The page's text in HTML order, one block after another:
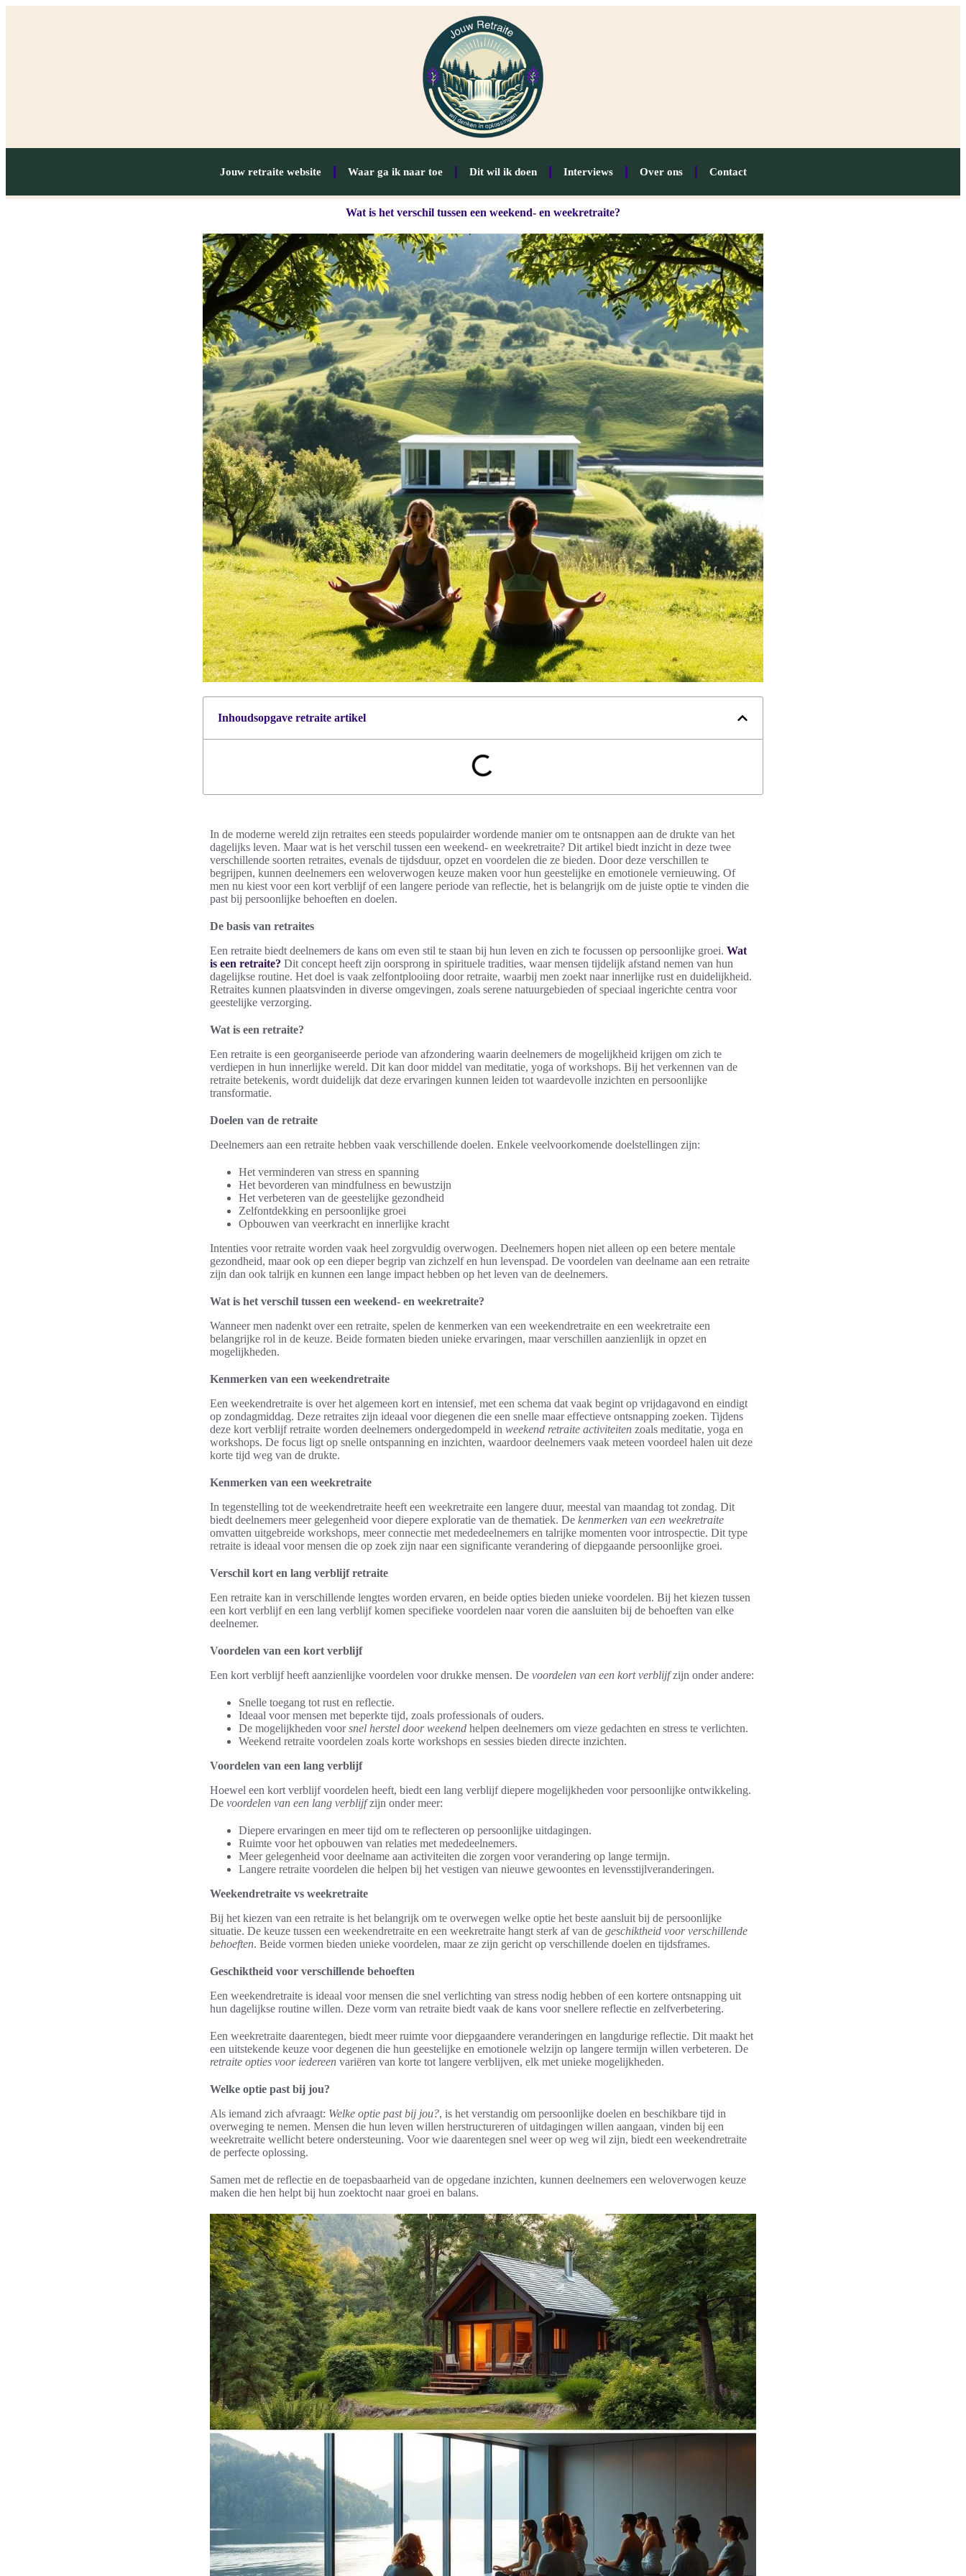
Jouw retraite website Waar ga ik naar toe Dit wil ik doen Interviews Over ons Contact
Wat is het verschil tussen een weekend- en weekretraite?
Inhoudsopgave retraite artikel
In de moderne wereld zijn retraites een steeds populairder wordende manier om te ontsnappen aan de drukte van het
dagelijks leven. Maar wat is het verschil tussen een weekend- en weekretraite? Dit artikel biedt inzicht in deze twee
verschillende soorten retraites, evenals de tijdsduur, opzet en voordelen die ze bieden. Door deze verschillen te
begrijpen, kunnen deelnemers een weloverwogen keuze maken voor hun geestelijke en emotionele vernieuwing. Of
men nu kiest voor een kort verblijf of een langere periode van reflectie, het is belangrijk om de juiste optie te vinden die
past bij persoonlijke behoeften en doelen.
De basis van retraites
Een retraite biedt deelnemers de kans om even stil te staan bij hun leven en zich te focussen op persoonlijke groei. Wat
is een retraite? Dit concept heeft zijn oorsprong in spirituele tradities, waar mensen tijdelijk afstand nemen van hun
dagelijkse routine. Het doel is vaak zelfontplooiing door retraite, waarbij men zoekt naar innerlijke rust en duidelijkheid.
Retraites kunnen plaatsvinden in diverse omgevingen, zoals serene natuurgebieden of speciaal ingerichte centra voor
geestelijke verzorging.
Wat is een retraite?
Een retraite is een georganiseerde periode van afzondering waarin deelnemers de mogelijkheid krijgen om zich te
verdiepen in hun innerlijke wereld. Dit kan door middel van meditatie, yoga of workshops. Bij het verkennen van de
retraite betekenis, wordt duidelijk dat deze ervaringen kunnen leiden tot waardevolle inzichten en persoonlijke
transformatie.
Doelen van de retraite
Deelnemers aan een retraite hebben vaak verschillende doelen. Enkele veelvoorkomende doelstellingen zijn:
Het verminderen van stress en spanning
Het bevorderen van mindfulness en bewustzijn
Het verbeteren van de geestelijke gezondheid
Zelfontdekking en persoonlijke groei
Opbouwen van veerkracht en innerlijke kracht
Intenties voor retraite worden vaak heel zorgvuldig overwogen. Deelnemers hopen niet alleen op een betere mentale
gezondheid, maar ook op een dieper begrip van zichzelf en hun levenspad. De voordelen van deelname aan een retraite
zijn dan ook talrijk en kunnen een lange impact hebben op het leven van de deelnemers.
Wat is het verschil tussen een weekend- en weekretraite?
Wanneer men nadenkt over een retraite, spelen de kenmerken van een weekendretraite en een weekretraite een
belangrijke rol in de keuze. Beide formaten bieden unieke ervaringen, maar verschillen aanzienlijk in opzet en
mogelijkheden.
Kenmerken van een weekendretraite
Een weekendretraite is over het algemeen kort en intensief, met een schema dat vaak begint op vrijdagavond en eindigt
op zondagmiddag. Deze retraites zijn ideaal voor diegenen die een snelle maar effectieve ontsnapping zoeken. Tijdens
deze kort verblijf retraite worden deelnemers ondergedompeld in weekend retraite activiteiten zoals meditatie, yoga en
workshops. De focus ligt op snelle ontspanning en inzichten, waardoor deelnemers vaak meteen voordeel halen uit deze
korte tijd weg van de drukte.
Kenmerken van een weekretraite
In tegenstelling tot de weekendretraite heeft een weekretraite een langere duur, meestal van maandag tot zondag. Dit
biedt deelnemers meer gelegenheid voor diepere exploratie van de thematiek. De kenmerken van een weekretraite
omvatten uitgebreide workshops, meer connectie met mededeelnemers en talrijke momenten voor introspectie. Dit type
retraite is ideaal voor mensen die op zoek zijn naar een significante verandering of diepgaande persoonlijke groei.
Verschil kort en lang verblijf retraite
Een retraite kan in verschillende lengtes worden ervaren, en beide opties bieden unieke voordelen. Bij het kiezen tussen
een kort verblijf en een lang verblijf komen specifieke voordelen naar voren die aansluiten bij de behoeften van elke
deelnemer.
Voordelen van een kort verblijf
Een kort verblijf heeft aanzienlijke voordelen voor drukke mensen. De voordelen van een kort verblijfzijn onder andere:
Snelle toegang tot rust en reflectie.
Ideaal voor mensen met beperkte tijd, zoals professionals of ouders.
De mogelijkheden voorsnel herstel door weekend helpen deelnemers om vieze gedachten en stress te verlichten.
Weekend retraite voordelen zoals korte workshops en sessies bieden directe inzichten.
Voordelen van een lang verblijf
Hoewel een kort verblijf voordelen heeft, biedt een lang verblijf diepere mogelijkheden voor persoonlijke ontwikkeling.
De voordelen van een lang verblijfzijn onder meer:
Diepere ervaringen en meer tijd om te reflecteren op persoonlijke uitdagingen.
Ruimte voor het opbouwen van relaties met mededeelnemers.
Meer gelegenheid voor deelname aan activiteiten die zorgen voor verandering op lange termijn.
Langere retraite voordelen die helpen bij het vestigen van nieuwe gewoontes en levensstijlveranderingen.
Weekendretraite vs weekretraite
Bij het kiezen van een retraite is het belangrijk om te overwegen welke optie het beste aansluit bij de persoonlijke
situatie. De keuze tussen een weekendretraite en een weekretraite hangt sterk af van de geschiktheid voor verschillende
behoeften. Beide vormen bieden unieke voordelen, maar ze zijn gericht op verschillende doelen en tijdsframes.
Geschiktheid voor verschillende behoeften
Een weekendretraite is ideaal voor mensen die snel verlichting van stress nodig hebben of een kortere ontsnapping uit
hun dagelijkse routine willen. Deze vorm van retraite biedt vaak de kans voor snellere reflectie en zelfverbetering.
Een weekretraite daarentegen, biedt meer ruimte voor diepgaandere veranderingen en langdurige reflectie. Dit maakt het
een uitstekende keuze voor degenen die hun geestelijke en emotionele welzijn op langere termijn willen verbeteren. De
retraite opties voor iedereen variëren van korte tot langere verblijven, elk met unieke mogelijkheden.
Welke optie past bij jou?
Als iemand zich afvraagt: Welke optie past bij jou?, is het verstandig om persoonlijke doelen en beschikbare tijd in
overweging te nemen. Mensen die hun leven willen herstructureren of uitdagingen willen aangaan, vinden bij een
weekretraite wellicht betere ondersteuning. Voor wie daarentegen snel weer op weg wil zijn, biedt een weekendretraite
de perfecte oplossing.
Samen met de reflectie en de toepasbaarheid van de opgedane inzichten, kunnen deelnemers een weloverwogen keuze
maken die hen helpt bij hun zoektocht naar groei en balans.